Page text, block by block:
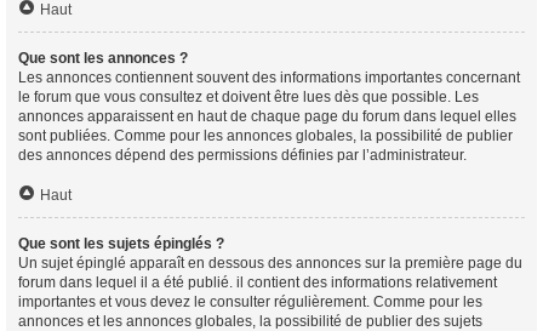
Haut
Que sont les annonces ?
Les annonces contiennent souvent des informations importantes concernant
le forum que vous consultez et doivent être lues dès que possible. Les
annonces apparaissent en haut de chaque page du forum dans lequel elles
sont publiées. Comme pour les annonces globales, la possibilité de publier
des annonces dépend des permissions définies par l’administrateur.
Haut
Que sont les sujets épinglés ?
Un sujet épinglé apparaît en dessous des annonces sur la première page du
forum dans lequel il a été publié. il contient des informations relativement
importantes et vous devez le consulter régulièrement. Comme pour les
annonces et les annonces globales, la possibilité de publier des sujets